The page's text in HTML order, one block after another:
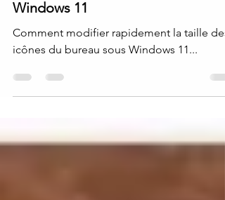
taille des icônes du bureau sous
Windows 11
Comment modifier rapidement la taille des
icônes du bureau sous Windows 11...